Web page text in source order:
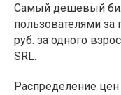
Самый дешевый
пользователями
руб. за одного
SRL.
Распределение